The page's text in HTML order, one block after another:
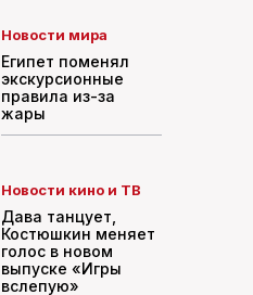
Новости мира
Египет поменял
экскурсионные
правила из-за
жары
Новости кино и ТВ
Дава танцует,
Костюшкин меняет
голос в новом
выпуске «Игры
вслепую»